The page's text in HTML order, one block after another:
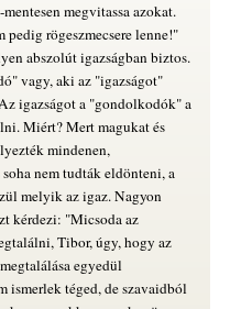
megvitassa azokat.
pedig rögeszmecsere lenne!"
abszolút igazságban biztos.
vagy, aki az "igazságot"
igazságot a "gondolkodók" a
Miért? Mert magukat és
mindenen,
nem tudták eldönteni, a
melyik az igaz. Nagyon
kérdezi: "Micsoda az
Tibor, úgy, hogy az
egyedül
ismerlek téged, de szavaidból